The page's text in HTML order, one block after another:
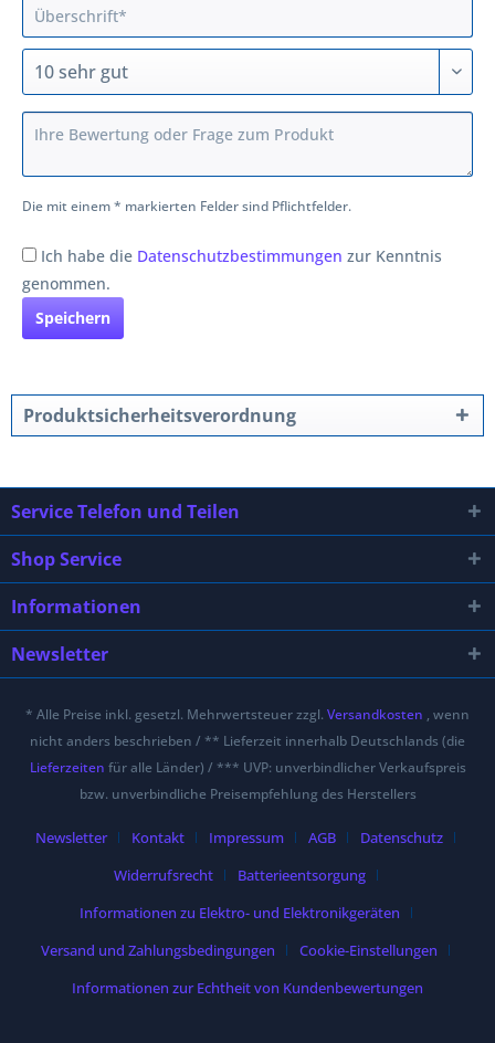
Die mit einem * markierten Felder sind Pflichtfelder.
Ich habe die Datenschutzbestimmungen zur Kenntnis
genommen.
Speichern
Produktsicherheitsverordnung
Service Telefon und Teilen
Shop Service
Informationen
Newsletter
* Alle Preise inkl. gesetzl. Mehrwertsteuer zzgl. Versandkosten , wenn
nicht anders beschrieben / ** Lieferzeit innerhalb Deutschlands (die
Lieferzeiten für alle Länder) / *** UVP: unverbindlicher Verkaufspreis
bzw. unverbindliche Preisempfehlung des Herstellers
Newsletter Kontakt Impressum AGB
Datenschutz
Widerrufsrecht
Batterieentsorgung
Informationen zu Elektro- und Elektronikgeräten
Versand und Zahlungsbedingungen
Cookie-Einstellungen
Informationen zur Echtheit von Kundenbewertungen